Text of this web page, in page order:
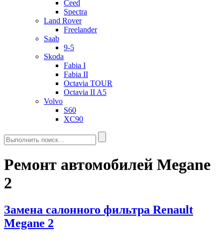
Ceed
Spectra
Land Rover
Freelander
Saab
9-5
Skoda
Fabia I
Fabia II
Octavia TOUR
Octavia II A5
Volvo
S60
XC90
Ремонт автомобилей Megane
2
Замена салонного фильтра Renault
Megane 2